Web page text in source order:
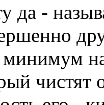
да -
минимум